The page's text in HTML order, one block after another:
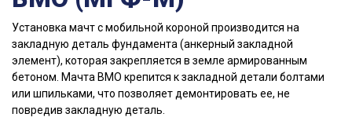
Установка мачт с мобильной короной производится на
закладную деталь фундамента (анкерный закладной
элемент), которая закрепляется в земле армированным
бетоном. Мачта ВМО крепится к закладной детали болтами
или шпильками, что позволяет демонтировать ее, не
повредив закладную деталь.